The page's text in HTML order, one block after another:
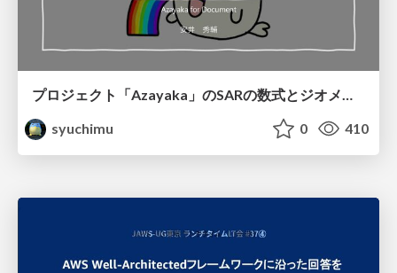
プロジェクト「Azayaka」のSARの数式とジオメトリ
syuchimu
0 410